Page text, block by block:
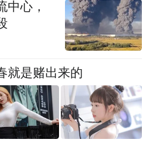
中心，
就是赌出来的